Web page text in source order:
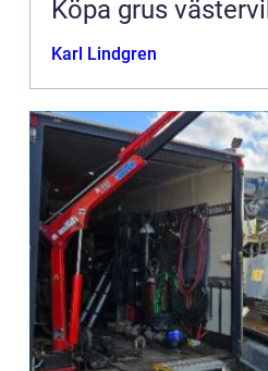
Köpa grus
Karl Lindgren